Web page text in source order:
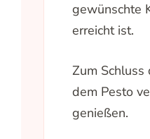
gewünschte
erreicht ist.
Zum
dem Pesto
genießen.